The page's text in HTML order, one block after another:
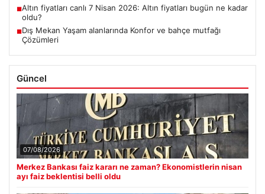
■Altın fiyatları canlı 7 Nisan 2026: Altın fiyatları bugün ne kadar
oldu?
■Dış Mekan Yaşam alanlarında Konfor ve bahçe mutfağı
Çözümleri
Güncel
07/08/2026
Merkez Bankası faiz kararı ne zaman? Ekonomistlerin nisan
ayı faiz beklentisi belli oldu